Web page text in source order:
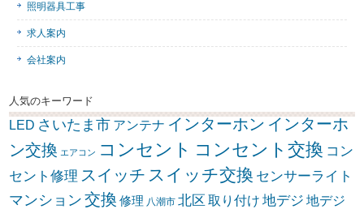
照明器具工事
求人案内
会社案内
人気のキーワード
LED さいたま市 アンテナ インターホン インターホ
ン交換 エアコン コンセント コンセント交換 コン
セント修理 スイッチ スイッチ交換 センサーライト
マンション 交換 修理 八潮市 北区 取り付け 地デジ 地デジ